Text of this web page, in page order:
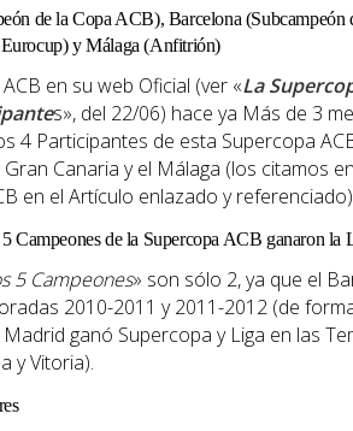
de la Copa ACB), Barcelona
y Málaga (Anfitrión)
en su web Oficial (ver «La
s», del 22/06) hace ya Más de 3
4 Participantes de esta Supercopa
Canaria y el Málaga (los citamos
en el Artículo enlazado y
Campeones de la Supercopa ACB ganaron la
5 Campeones» son sólo 2, ya que el
2010-2011 y 2011-2012 (de
ganó Supercopa y Liga en las
y Vitoria).